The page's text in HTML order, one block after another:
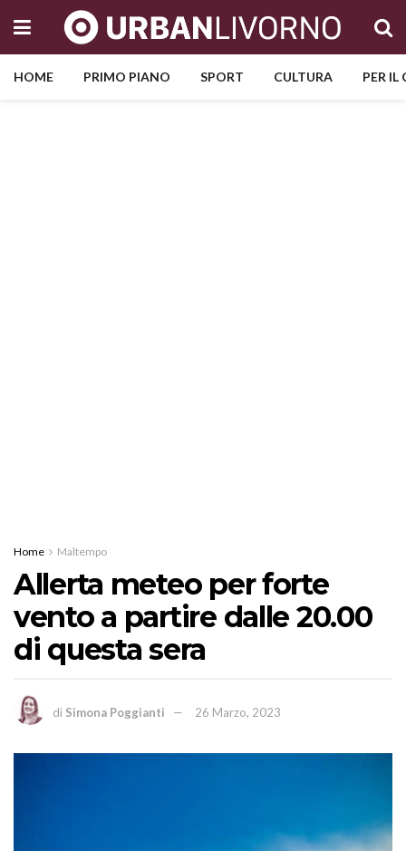
HOME PRIMO PIANO SPORT CULTURA PER
Home Maltempo
Allerta meteo per forte
vento a partire dalle 20.00
di questa sera
di Simona Poggianti 26 Marzo, 2023